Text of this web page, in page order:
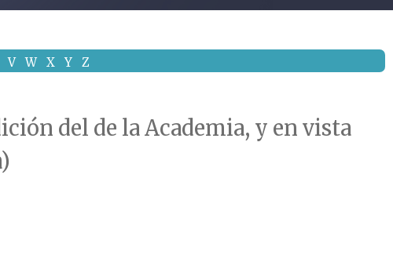
V W X Y Z
del de la Academia, y en vista